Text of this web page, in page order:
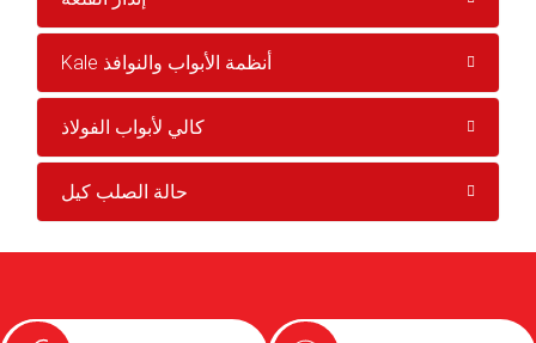
Kale أنظمة الأبواب والنوافذ
كالي لأبواب الفولاذ
حالة الصلب كيل